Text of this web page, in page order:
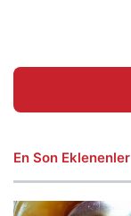
En Son Eklenenler